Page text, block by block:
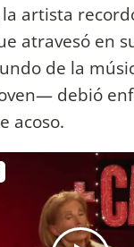
artista
atravesó en
de la
debió
acoso.